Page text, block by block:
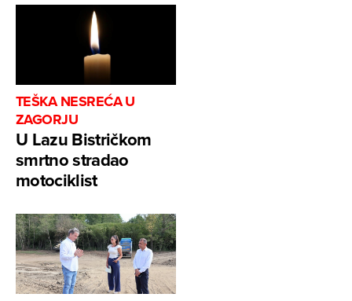
TEŠKA NESREĆA U
ZAGORJU
U Lazu Bistričkom
smrtno stradao
motociklist